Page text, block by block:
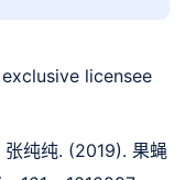
licensee
张纯纯. (2019). 果蝇